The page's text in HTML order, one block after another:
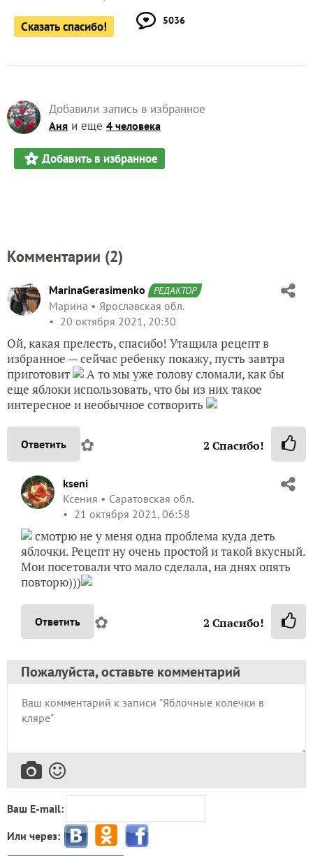
Сказать спасибо! 5036
Добавили запись в избранное
Аня и еще 4 человека
Добавить в избранное
Комментарии (2)
MarinaGerasimenko РЕДАКТОР
Марина
Ярославская обл.
20 октября 2021, 20:30
Ой, какая прелесть, спасибо! Утащила рецепт в
избранное — сейчас ребенку покажу, пусть завтра
приготовит
А то мы уже голову сломали, как бы
еще яблоки использовать, что бы из них такое
интересное и необычное сотворить
Ответить ✿ 2 Спасибо!
kseni
Ксения
Саратовская обл.
21 октября 2021, 06:58
смотрю не у меня одна проблема куда деть
яблочки. Рецепт ну очень простой и такой вкусный.
Мои посетовали что мало сделала, на днях опять
повторю)))
Ответить ✿ 2 Спасибо!
Пожалуйста, оставьте комментарий
Ваш E-mail:
Или через: